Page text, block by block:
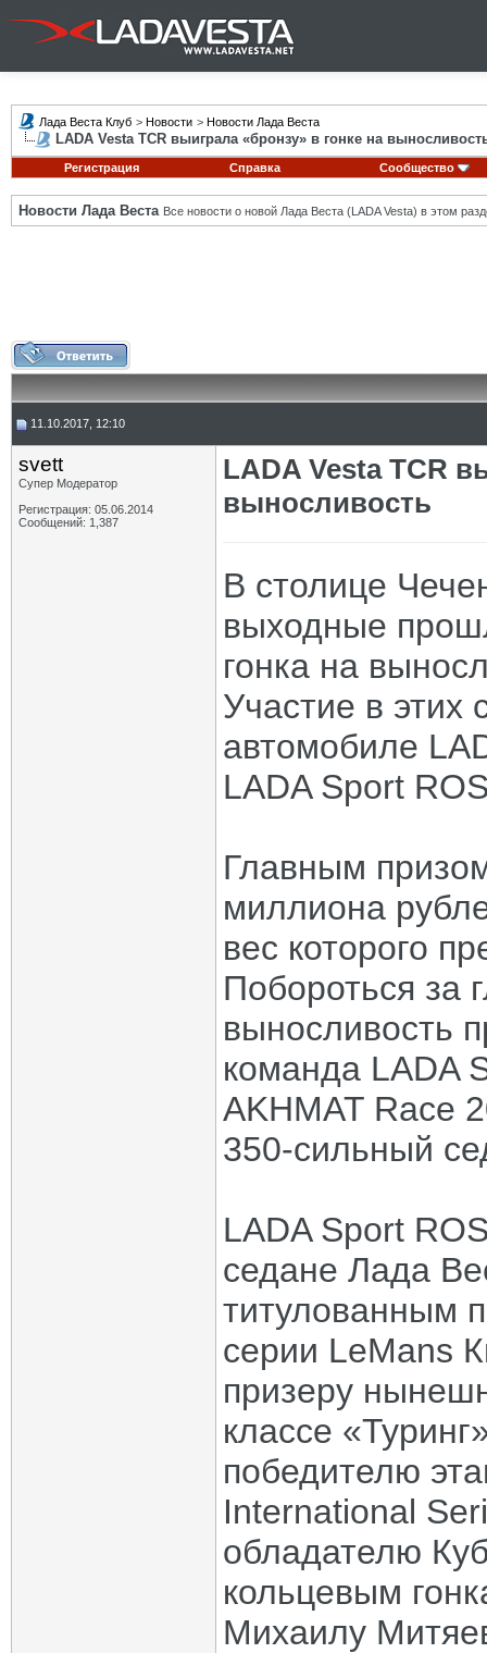
Лада Веста Клуб > Новости > Новости Лада Веста
LADA Vesta TCR выиграла «бронзу» в гонке на
Регистрация Справка Сообщество
Новости Лада Веста Все новости о новой Лада Веста (LADA Vesta) в этом
11.10.2017, 12:10
svett
Супер Модератор
Регистрация: 05.06.2014
Сообщений: 1,387
LADA Vesta TCR
выносливость
В столице
выходные
гонка на
Участие в этих
автомобиле
LADA Sport
Главным
миллиона
вес которого
Побороться за
выносливость
команда LADA
AKHMAT Race
350-сильный
LADA Sport
седане Лада
титулованным
серии LeMans
призеру
классе
победителю
International
обладателю
кольцевым
Михаилу